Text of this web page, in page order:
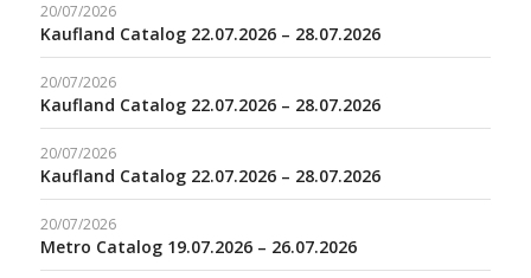
20/07/2026
Kaufland Catalog 22.07.2026 – 28.07.2026
20/07/2026
Kaufland Catalog 22.07.2026 – 28.07.2026
20/07/2026
Kaufland Catalog 22.07.2026 – 28.07.2026
20/07/2026
Metro Catalog 19.07.2026 – 26.07.2026